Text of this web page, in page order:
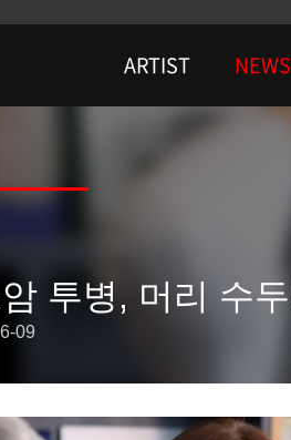
ARTIST NEWS
투병, 머리 수
09